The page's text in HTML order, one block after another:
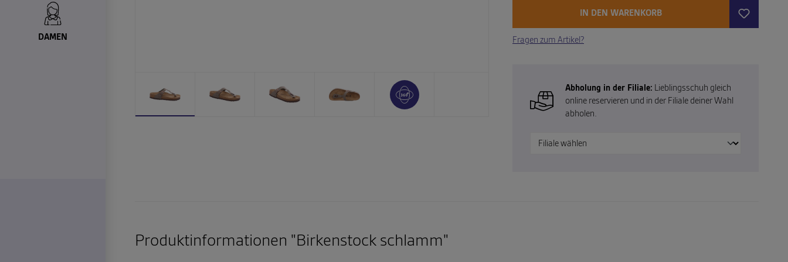
DAMEN
IN DEN WARENKORB
Fragen zum Artikel?
Abholung in der Filiale: Lieblingsschuh gleich
online reservieren und in der Filiale deiner Wahl
abholen.
Produktinformationen "Birkenstock schlamm"